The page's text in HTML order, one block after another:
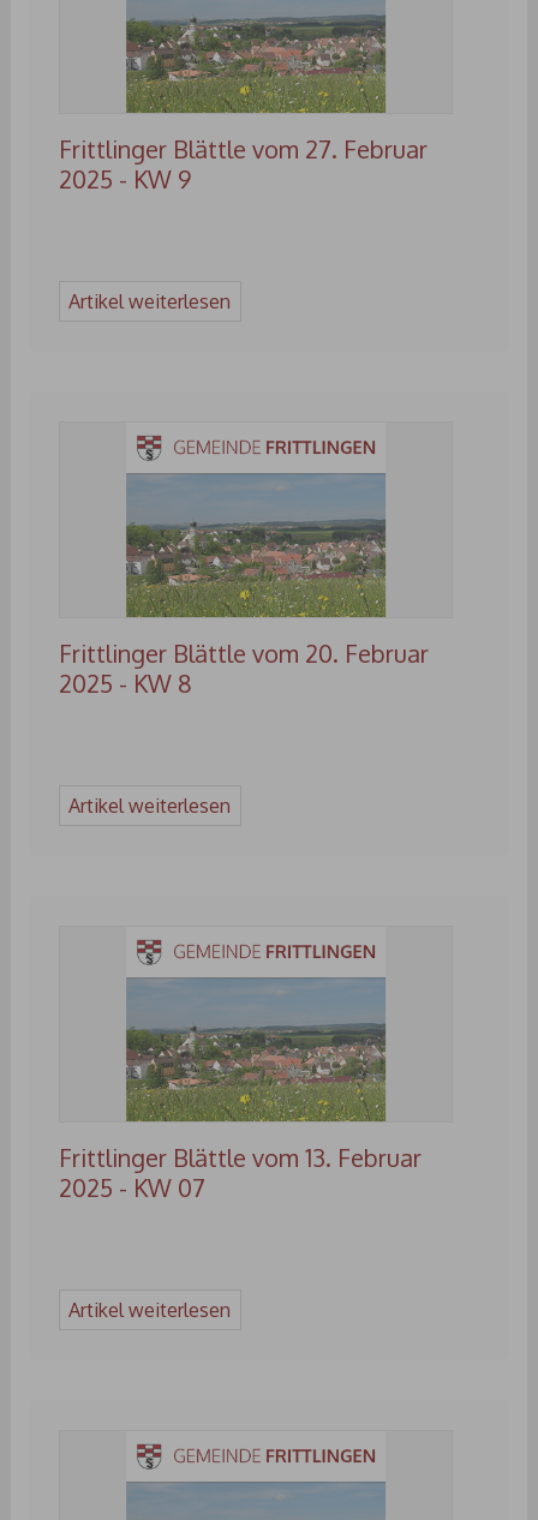
Frittlinger Blättle vom 27. Februar
2025 - KW 9
Artikel weiterlesen
Frittlinger Blättle vom 20. Februar
2025 - KW 8
Artikel weiterlesen
Frittlinger Blättle vom 13. Februar
2025 - KW 07
Artikel weiterlesen